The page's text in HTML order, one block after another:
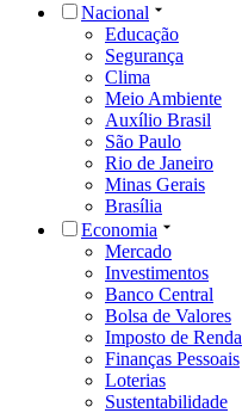
Nacional
Educação
Segurança
Clima
Meio Ambiente
Auxílio Brasil
São Paulo
Rio de Janeiro
Minas Gerais
Brasília
Economia
Mercado
Investimentos
Banco Central
Bolsa de Valores
Imposto de Renda
Finanças Pessoais
Loterias
Sustentabilidade